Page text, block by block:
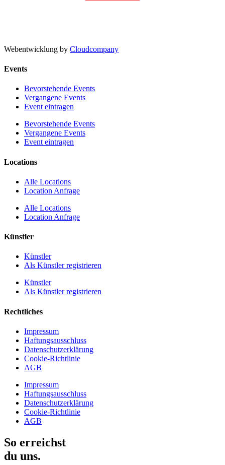
Webentwicklung by Cloudcompany
Events
Bevorstehende Events
Vergangene Events
Event eintragen
Bevorstehende Events
Vergangene Events
Event eintragen
Locations
Alle Locations
Location Anfrage
Alle Locations
Location Anfrage
Künstler
Künstler
Als Künstler registrieren
Künstler
Als Künstler registrieren
Rechtliches
Impressum
Haftungsausschluss
Datenschutzerklärung
Cookie-Richtlinie
AGB
Impressum
Haftungsausschluss
Datenschutzerklärung
Cookie-Richtlinie
AGB
So erreichst
du uns.